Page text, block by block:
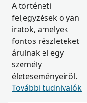
A történeti
feljegyzések olyan
iratok, amelyek
fontos részleteket
árulnak el egy
személy
életeseményeiről.
További tudnivalók